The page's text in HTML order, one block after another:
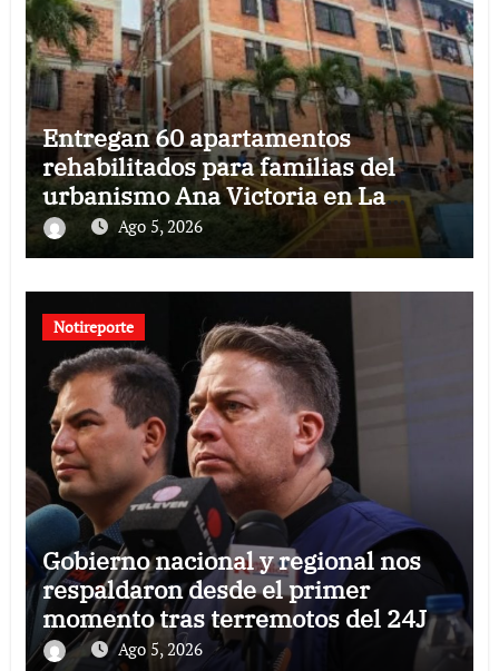
Entregan 60 apartamentos
rehabilitados para familias del
urbanismo Ana Victoria en La
GuairaAgo 5, 2026
Notireporte
Gobierno nacional y regional nos
respaldaron desde el primer
momento tras terremotos del 24J
Ago 5, 2026